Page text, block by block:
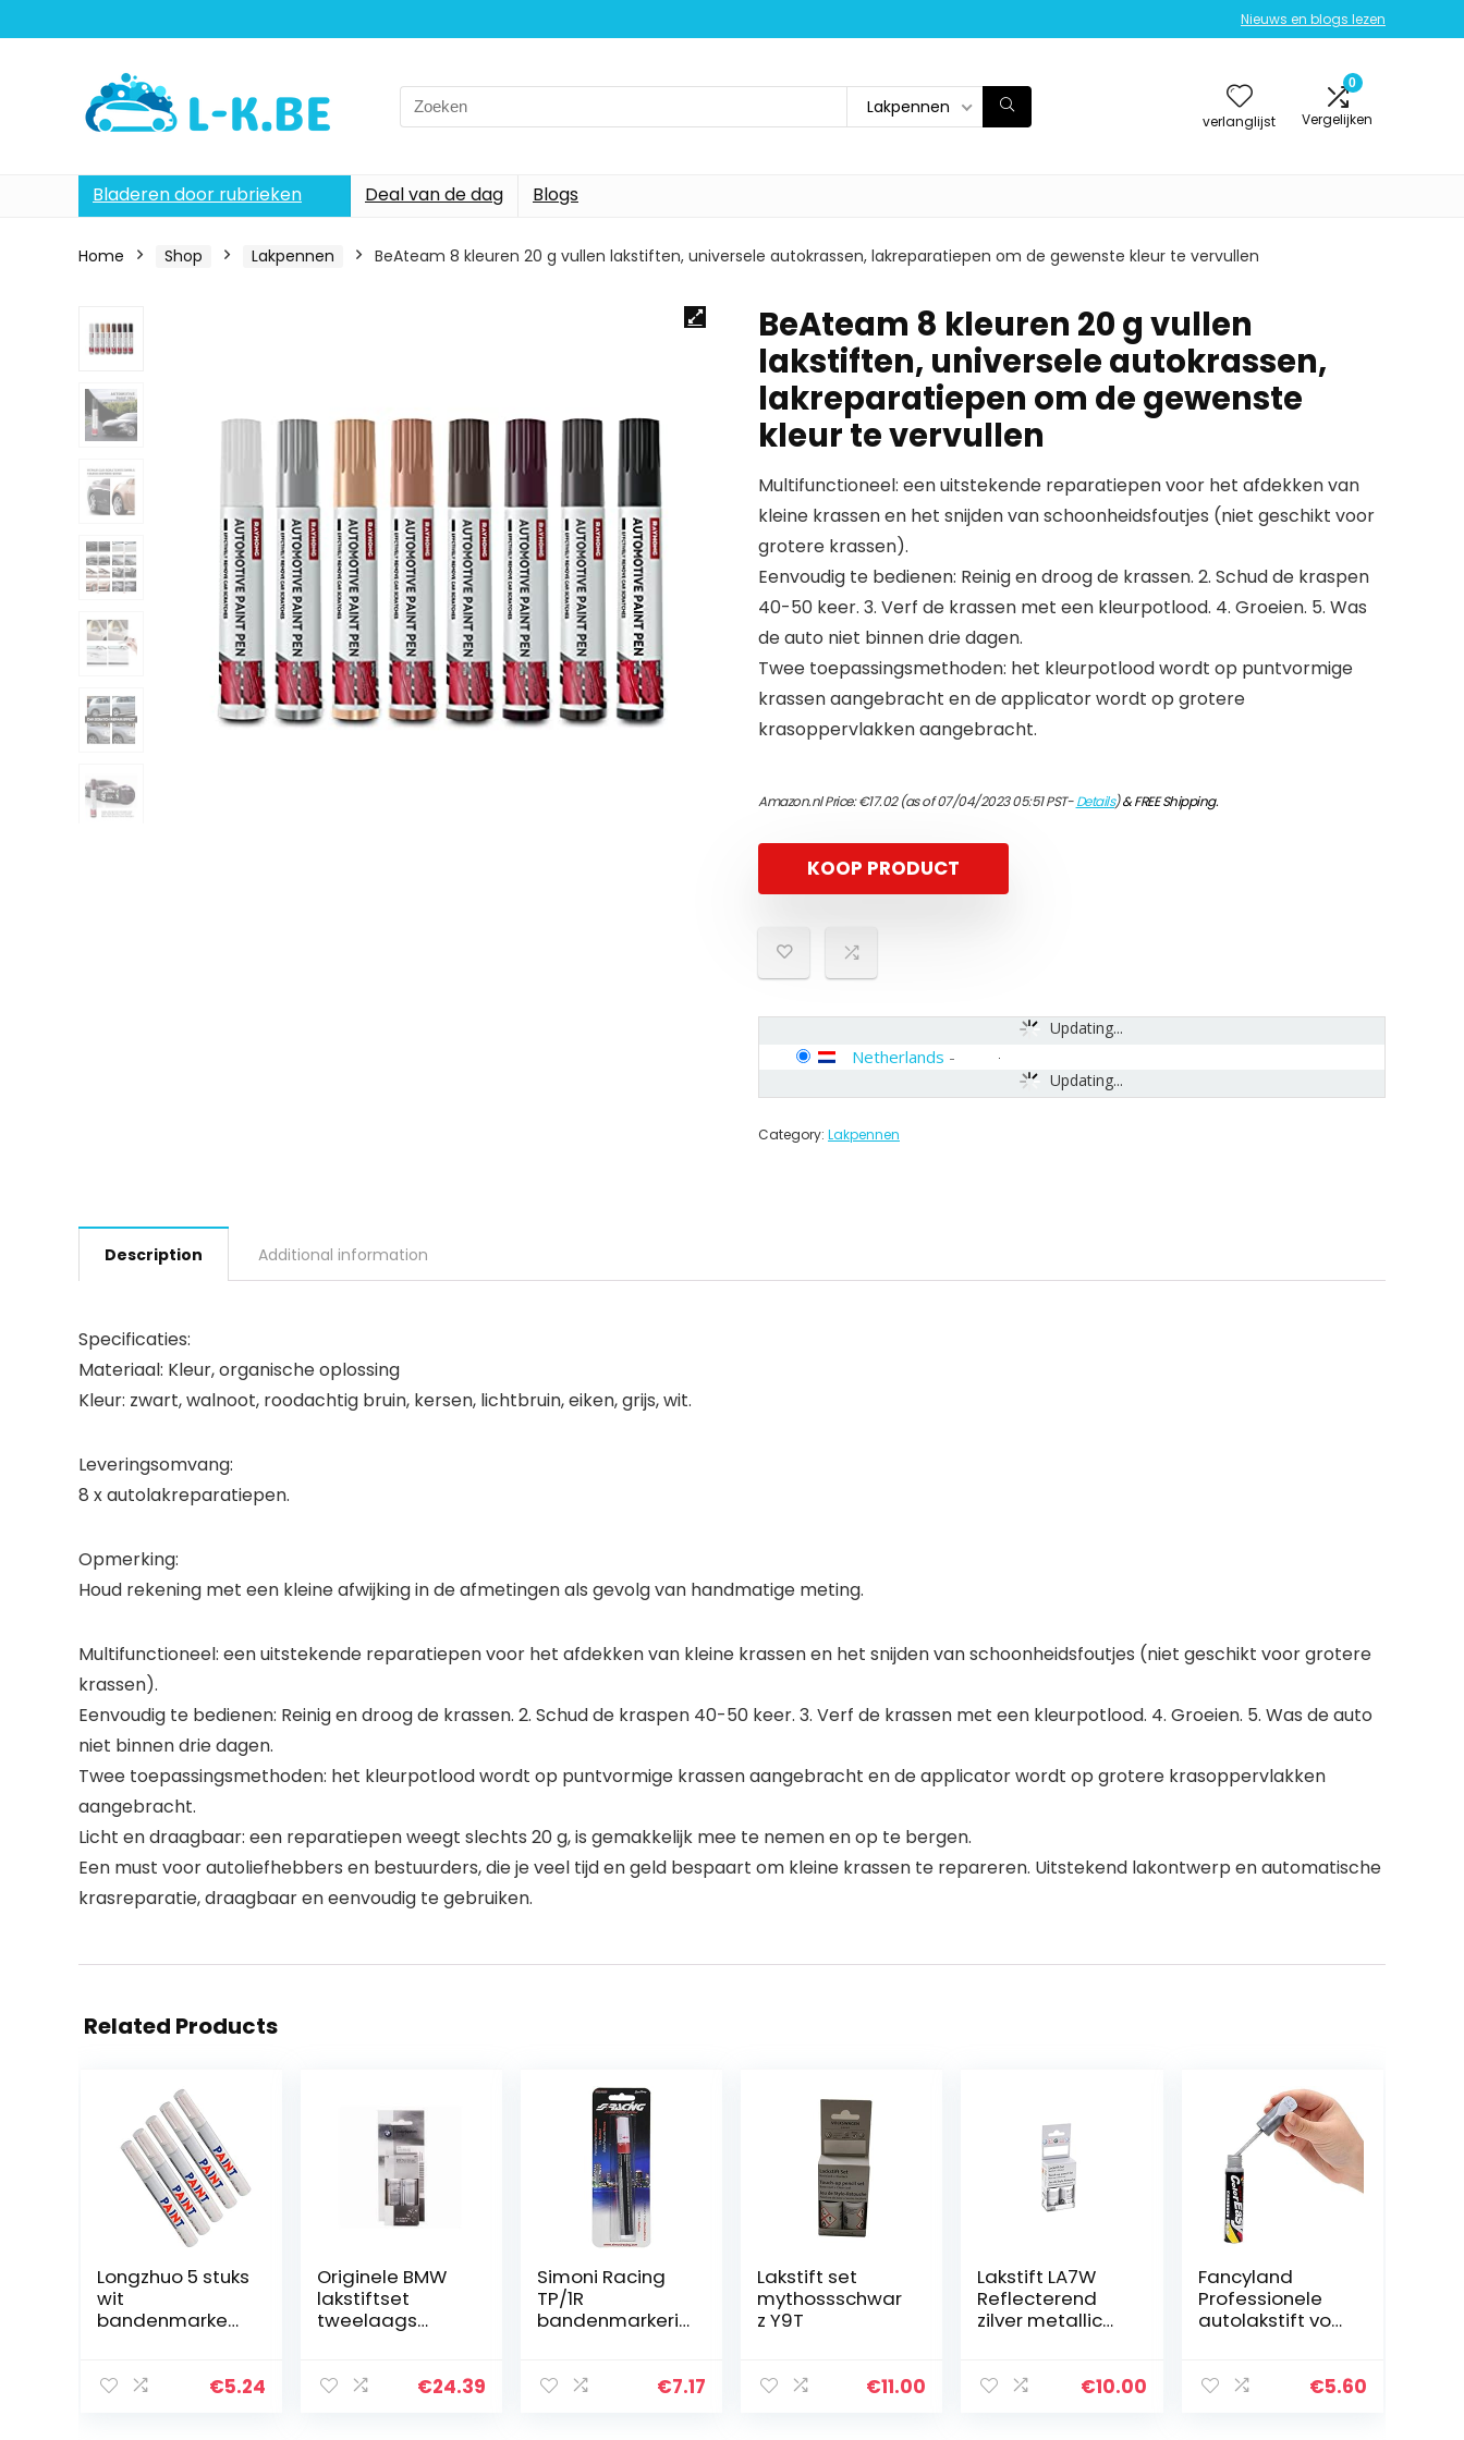
Nieuws en blogs lezen
Search
for:
Lakpennen
verlanglijst
0
Vergelijken
Bladeren door rubrieken Deal van de dag Blogs
Home Shop Lakpennen BeAteam 8 kleuren 20 g vullen lakstiften, universele autokrassen, lakreparatiepen om de gewenste kleur te vervullen
BeAteam 8 kleuren 20 g vullen
lakstiften, universele autokrassen,
lakreparatiepen om de gewenste
kleur te vervullen
Multifunctioneel: een uitstekende reparatiepen voor het afdekken van
kleine krassen en het snijden van schoonheidsfoutjes (niet geschikt voor
grotere krassen).
Eenvoudig te bedienen: Reinig en droog de krassen. 2. Schud de kraspen
40-50 keer. 3. Verf de krassen met een kleurpotlood. 4. Groeien. 5. Was
de auto niet binnen drie dagen.
Twee toepassingsmethoden: het kleurpotlood wordt op puntvormige
krassen aangebracht en de applicator wordt op grotere
krasoppervlakken aangebracht.
Amazon.nl Price:€17.02(as of 07/04/2023 05:51 PST-Details)&FREE Shipping.
KOOP PRODUCT
Updating...
Updating...
Netherlands -
Category: Lakpennen
Description Additional information
Specificaties:
Materiaal: Kleur, organische oplossing
Kleur: zwart, walnoot, roodachtig bruin, kersen, lichtbruin, eiken, grijs, wit.
Leveringsomvang:
8 x autolakreparatiepen.
Opmerking:
Houd rekening met een kleine afwijking in de afmetingen als gevolg van handmatige meting.
Multifunctioneel: een uitstekende reparatiepen voor het afdekken van kleine krassen en het snijden van schoonheidsfoutjes (niet geschikt voor grotere
krassen).
Eenvoudig te bedienen: Reinig en droog de krassen. 2. Schud de kraspen 40-50 keer. 3. Verf de krassen met een kleurpotlood. 4. Groeien. 5. Was de auto
niet binnen drie dagen.
Twee toepassingsmethoden: het kleurpotlood wordt op puntvormige krassen aangebracht en de applicator wordt op grotere krasoppervlakken
aangebracht.
Licht en draagbaar: een reparatiepen weegt slechts 20 g, is gemakkelijk mee te nemen en op te bergen.
Een must voor autoliefhebbers en bestuurders, die je veel tijd en geld bespaart om kleine krassen te repareren. Uitstekend lakontwerp en automatische
krasreparatie, draagbaar en eenvoudig te gebruiken.
Related Products
Longzhuo 5 stuks
wit
bandenmarkeer
waterbestendig,
€5.24
Originele BMW
lakstiftset
tweelaags
2x12ml
€24.39
Simoni Racing
TP/1R
bandenmarkerin
rood
€7.17
Lakstift set
mythossschwar
z Y9T
€11.00
Lakstift LA7W
Reflecterend
zilver metallic
lakset
€10.00
Fancyland
Professionele
autolakstift voor
lakschade.
€5.60